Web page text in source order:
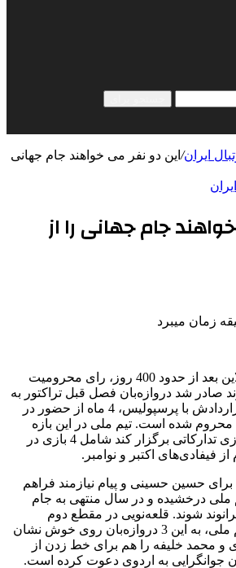
ايران/ این دو نفر می خواهند جام جهانی
جام جهانی را از
به گزارش همشهری آنلاین بعد از حدود 400 روز، رای محرومیت
صادر شد دروازه‌بان فصل قبل تراکتور به
دلیل فسخ غیرقانونی قراردادش با پرسپولیس، 4 ماه از حضور در
محروم شده است. تیم ملی در این بازه
زمانی، ممکن است 8 بازی تدارکاتی برگزار کند شامل 4 بازی در
حسین حسینی و پیام نیازمند فراهم
ملی درخشیده و در سال منتهی به جام
شوند. قلعه‌نویی در مقطع دوم
نشستن روی نیمکت تیم ملی، به این 3 دروازه‌بان روی خوش نشان
و محمد خلیفه را هم برای خط زدن از
جوانگرایی به اردوی دعوت کرده است.